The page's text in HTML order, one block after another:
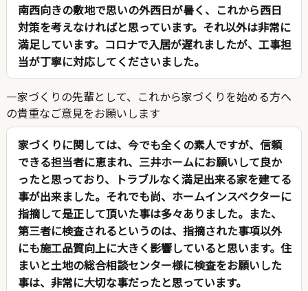
南西向きの敷地で思いの外西日が暑く、これから西日
対策を考えなければと思っています。それ以外は非常に
満足しています。コロナで入居が遅れましたが、工事担
当が丁寧に対応してくださいました。
家づくりの先輩として、これから家づくりを始める方へ
の貴重なご意見をお願いします
家づくりに関しては、今でも全くの素人ですが、信頼
できる担当者に恵まれ、三井ホームにお願いして良か
ったと思っており、トラブルなく満足出来る家を建てる
事が出来ました。それでも尚、ホームインスペクターに
指摘して是正して頂いた事は多々ありました。また、
第三者に検査されるというのは、指摘された事項以外
にも施工品質向上に大きく影響していると思います。住
まいと土地の総合相談センター様に検査をお願いした
事は、非常に大切な事だったと思っています。